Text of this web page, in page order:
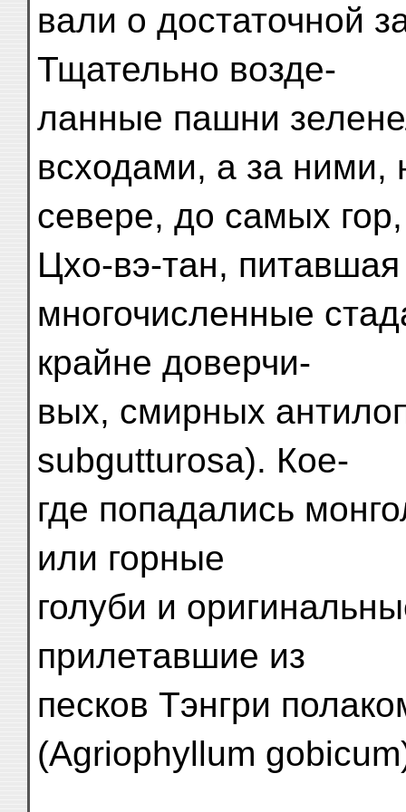
вали о достаточной
Тщательно возде-
ланные пашни
всходами, а за ними,
севере, до самых
Цхо-вэ-тан, питавшая
многочисленные
крайне доверчи-
вых, смирных
subgutturosa). Кое-
где попадались
или горные
голуби и
прилетавшие из
песков Тэнгри
(Agriophyllum